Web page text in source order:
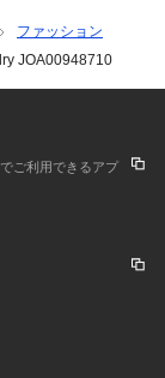
ファッション
JOA00948710
ご利用できるアプ